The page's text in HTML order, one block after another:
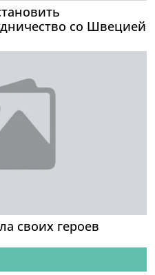
со Швецией
своих героев